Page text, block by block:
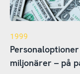
1999
miljonärer – på